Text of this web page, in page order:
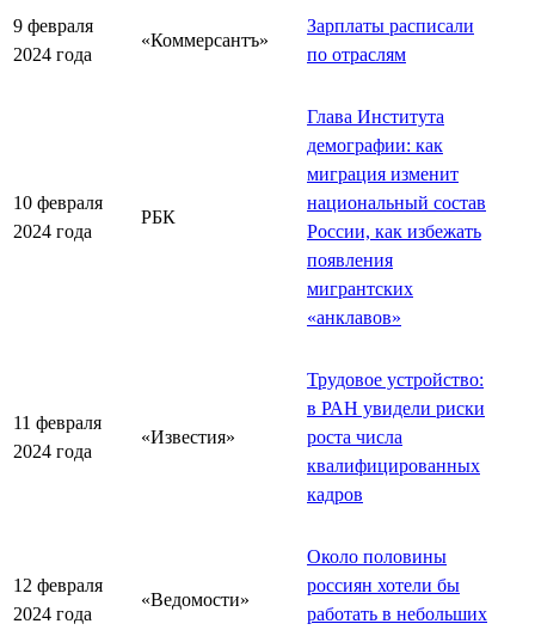
9 февраля
2024 года
«Коммерсантъ»
Зарплаты расписали
по отраслям
10 февраля
2024 года
РБК
Глава Института
демографии: как
миграция изменит
национальный состав
России, как избежать
появления
мигрантских
«анклавов»
11 февраля
2024 года
«Известия»
Трудовое устройство:
в РАН увидели риски
роста числа
квалифицированных
кадров
12 февраля
2024 года
«Ведомости»
Около половины
россиян хотели бы
работать в небольших